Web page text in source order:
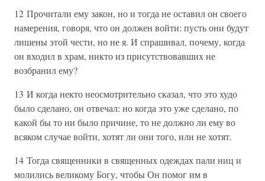
12 Прочитали ему закон, но и тогда не оставил он своего
намерения, говоря, что он должен войти: пусть они будут
лишены этой чести, но не я. И спрашивал, почему, когда
он входил в храм, никто из присутствовавших не
возбранил ему?
13 И когда некто неосмотрительно сказал, что это худо
было сделано, он отвечал: но когда это уже сделано, по
какой бы то ни было причине, то не должно ли ему во
всяком случае войти, хотят ли они того, или не хотят.
14 Тогда священники в священных одеждах пали ниц и
молились великому Богу, чтобы Он помог им в